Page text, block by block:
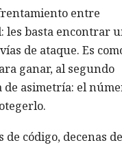
entre
les basta encontrar
de ataque. Es
ganar, al segundo
asimetría: el
código, decenas de